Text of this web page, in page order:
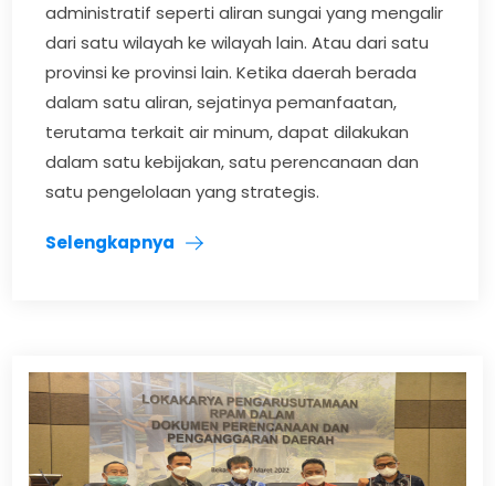
administratif seperti aliran sungai yang mengalir
dari satu wilayah ke wilayah lain. Atau dari satu
provinsi ke provinsi lain. Ketika daerah berada
dalam satu aliran, sejatinya pemanfaatan,
terutama terkait air minum, dapat dilakukan
dalam satu kebijakan, satu perencanaan dan
satu pengelolaan yang strategis.
Selengkapnya